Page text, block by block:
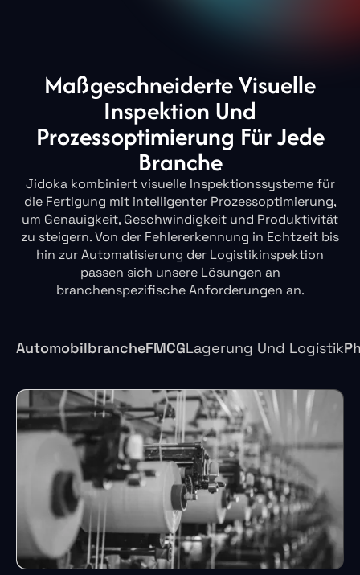
Maßgeschneiderte Visuelle
Inspektion Und
Prozessoptimierung Für Jede
Branche
Jidoka kombiniert visuelle Inspektionssysteme für
die Fertigung mit intelligenter Prozessoptimierung,
um Genauigkeit, Geschwindigkeit und Produktivität
zu steigern. Von der Fehlererkennung in Echtzeit bis
hin zur Automatisierung der Logistikinspektion
passen sich unsere Lösungen an
branchenspezifische Anforderungen an.
AutomobilbrancheFMCGLagerung Und Logistik